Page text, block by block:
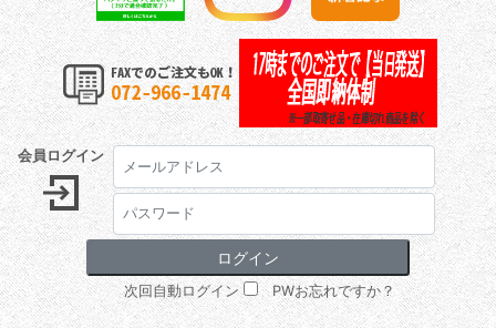
会員ログイン
次回自動ログイン PWお忘れですか？